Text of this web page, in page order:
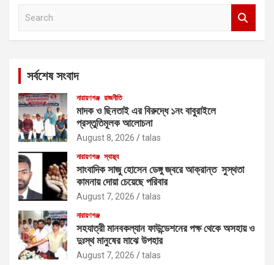
সর্বশেষ সংবাদ
নারায়ণগঞ্জ রাজনীতি
মাদক ও ছিনতাই এর বিরুদ্ধে ১নং বাবুরাইলে
প্রস্তুতিমূলক আলোচনা
August 8, 2026 talas
নারায়ণগঞ্জ স্বাস্থ্য
সাংবাদিক সাজু হোসেন ডেঙ্গু জ্বরে আক্রান্ত সুস্থতা
কামনায় দোয়া চেয়েছে পরিবার
August 7, 2026 talas
নারায়ণগঞ্জ
সহযাত্রী মানবকল্যান ফাউন্ডেশনের পক্ষ থেকে অসহায় ও
দুঃস্থ মানুষের মাঝে উপহার
August 7, 2026 talas